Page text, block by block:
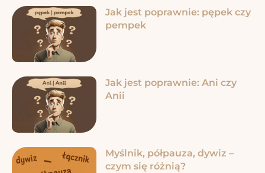
Jak jest poprawnie: pępek czy
pempek
Jak jest poprawnie: Ani czy
Anii
Myślnik, półpauza, dywiz –
czym się różnią?